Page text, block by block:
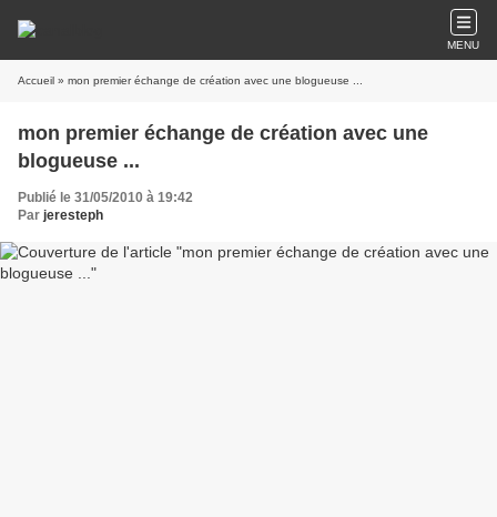
MENU
Accueil » mon premier échange de création avec une blogueuse ...
mon premier échange de création avec une
blogueuse ...
Publié le 31/05/2010 à 19:42
Par jeresteph